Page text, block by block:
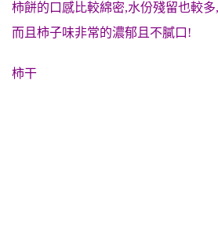
柿餅的口感比較綿密,水份殘留也較
而且柿子味非常的濃郁且不膩口!
柿干